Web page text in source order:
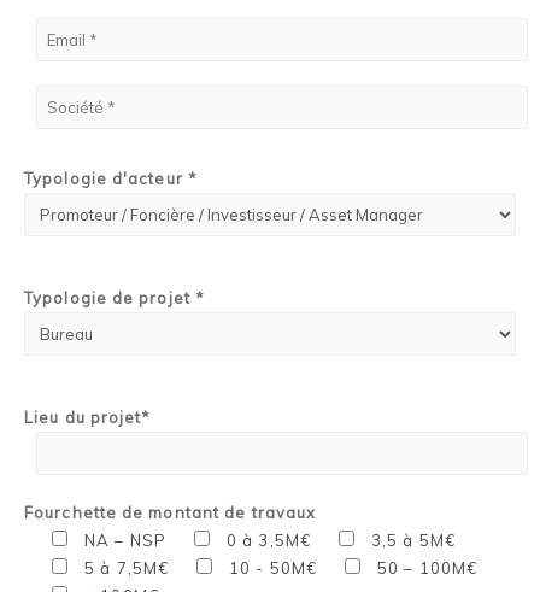
Typologie d'acteur *
Typologie de projet *
Lieu du projet*
Fourchette de montant de travaux
NA – NSP
0 à 3,5M€
3,5 à 5M€
5 à 7,5M€
10 - 50M€
50 – 100M€